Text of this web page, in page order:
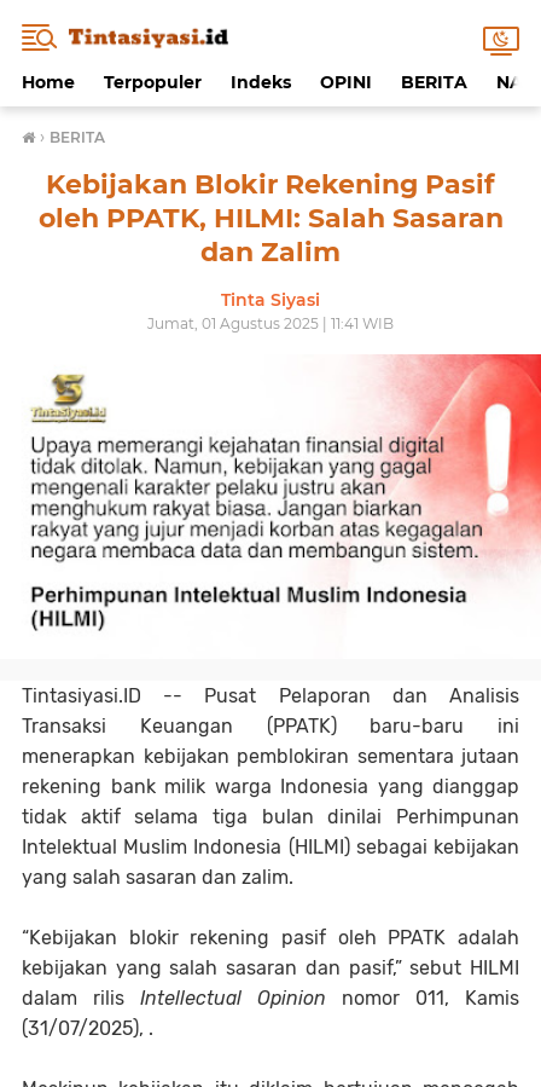
Home Terpopuler Indeks OPINI BERITA
› BERITA
Kebijakan Blokir Rekening Pasif
oleh PPATK, HILMI: Salah Sasaran
dan Zalim
Tinta Siyasi
Jumat, 01 Agustus 2025 | 11:41 WIB
Tintasiyasi.ID -- Pusat Pelaporan dan Analisis
Transaksi Keuangan (PPATK) baru-baru ini
menerapkan kebijakan pemblokiran sementara jutaan
rekening bank milik warga Indonesia yang dianggap
tidak aktif selama tiga bulan dinilai Perhimpunan
Intelektual Muslim Indonesia (HILMI) sebagai kebijakan
yang salah sasaran dan zalim.
“Kebijakan blokir rekening pasif oleh PPATK adalah
kebijakan yang salah sasaran dan pasif,” sebut HILMI
dalam rilis Intellectual Opinion nomor 011, Kamis
(31/07/2025), .